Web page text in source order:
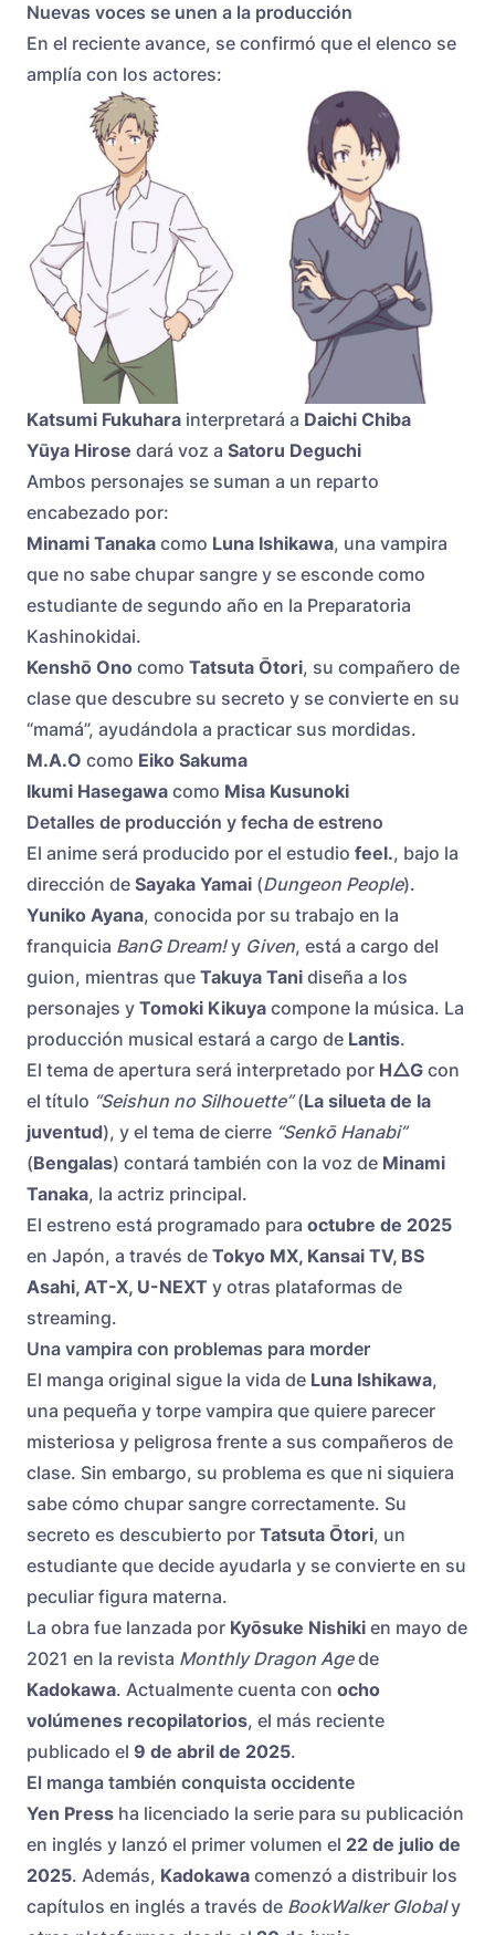
Nuevas voces se unen a la producción
En el reciente avance, se confirmó que el elenco se
amplía con los actores:
Katsumi Fukuhara interpretará a Daichi Chiba
Yūya Hirose dará voz a Satoru Deguchi
Ambos personajes se suman a un reparto
encabezado por:
Minami Tanaka como Luna Ishikawa, una vampira
que no sabe chupar sangre y se esconde como
estudiante de segundo año en la Preparatoria
Kashinokidai.
Kenshō Ono como Tatsuta Ōtori, su compañero de
clase que descubre su secreto y se convierte en su
“mamá”, ayudándola a practicar sus mordidas.
M.A.O como Eiko Sakuma
Ikumi Hasegawa como Misa Kusunoki
Detalles de producción y fecha de estreno
El anime será producido por el estudio feel., bajo la
dirección de Sayaka Yamai (Dungeon People).
Yuniko Ayana, conocida por su trabajo en la
franquicia BanG Dream!y Given, está a cargo del
guion, mientras que Takuya Tani diseña a los
personajes y Tomoki Kikuya compone la música. La
producción musical estará a cargo de Lantis.
El tema de apertura será interpretado por H△G con
el título “Seishun no Silhouette”(La silueta de la
juventud), y el tema de cierre “Senkō Hanabi”
(Bengalas) contará también con la voz de Minami
Tanaka, la actriz principal.
El estreno está programado para octubre de 2025
en Japón, a través de Tokyo MX, Kansai TV, BS
Asahi, AT-X, U-NEXT y otras plataformas de
streaming.
Una vampira con problemas para morder
El manga original sigue la vida de Luna Ishikawa,
una pequeña y torpe vampira que quiere parecer
misteriosa y peligrosa frente a sus compañeros de
clase. Sin embargo, su problema es que ni siquiera
sabe cómo chupar sangre correctamente. Su
secreto es descubierto por Tatsuta Ōtori, un
estudiante que decide ayudarla y se convierte en su
peculiar figura materna.
La obra fue lanzada por Kyōsuke Nishiki en mayo de
2021 en la revista Monthly Dragon Agede
Kadokawa. Actualmente cuenta con ocho
volúmenes recopilatorios, el más reciente
publicado el 9 de abril de 2025.
El manga también conquista occidente
Yen Press ha licenciado la serie para su publicación
en inglés y lanzó el primer volumen el 22 de julio de
2025. Además, Kadokawa comenzó a distribuir los
capítulos en inglés a través de BookWalker Globaly